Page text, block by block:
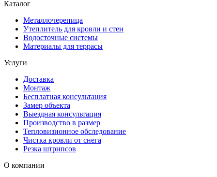
Каталог
Металлочерепица
Утеплитель для кровли и стен
Водосточные системы
Материалы для террасы
Услуги
Доставка
Монтаж
Бесплатная консультация
Замер объекта
Выездная консультация
Производство в размер
Тепловизионное обследование
Чистка кровли от снега
Резка штрипсов
О компании